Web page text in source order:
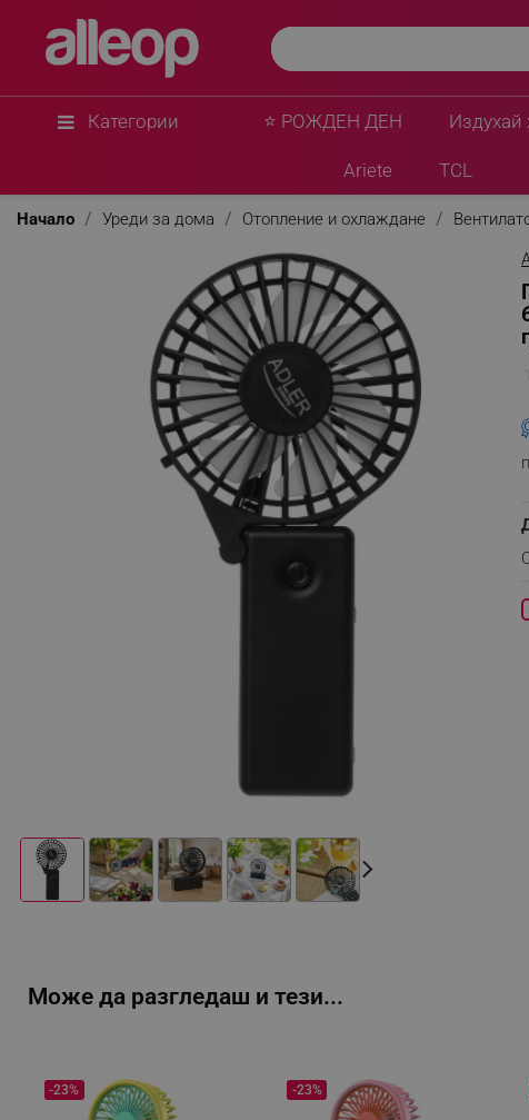
Категории ⭐ РОЖДЕН ДЕН Издухай
Ariete TCL
Начало Уреди за дома Отопление и охлаждане
Може да разгледаш и тези...
-23% -23%
Adler
Преносим ръчен вентилатор Adler AD 7336,
2xAA, Перка наклонена под ъгъл 30 градуса,
★★★★★(0) 0 Въпроса